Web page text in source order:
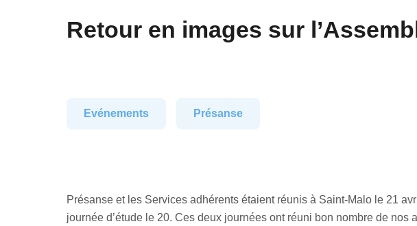
Retour en images sur
Evénements Présanse
Présanse et les Services adhérents étaient réunis à Saint-Malo le 21
journée d’étude le 20. Ces deux journées ont réuni bon nombre de